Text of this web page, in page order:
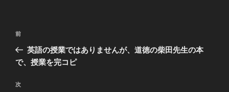
投
ナ
ゲ
前
の
投
前
英語の授業ではありませんが、道徳の柴田先生の本
で、授業を完コピ
次
次